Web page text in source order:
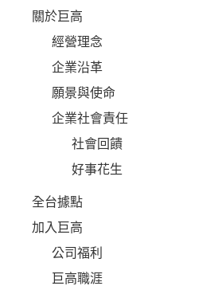
關於巨高
經營理念
企業沿革
願景與使命
企業社會責任
社會回饋
好事花生
全台據點
加入巨高
公司福利
巨高職涯